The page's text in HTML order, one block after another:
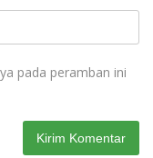
pada peramban ini